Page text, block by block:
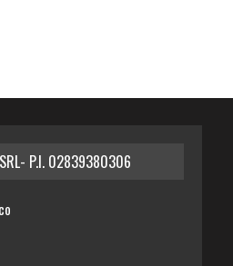
SRL- P.I. 02839380306